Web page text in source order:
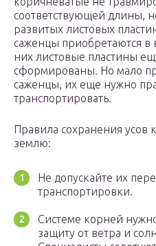
соответствующей длины,
развитых листовых
саженцы приобретаются в
них листовые пластины
сформированы. Но мало
саженцы, их еще нужно
транспортировать.
Правила сохранения усов
землю:
Не допускайте их
транспортировки.
Системе корней
защиту от ветра и